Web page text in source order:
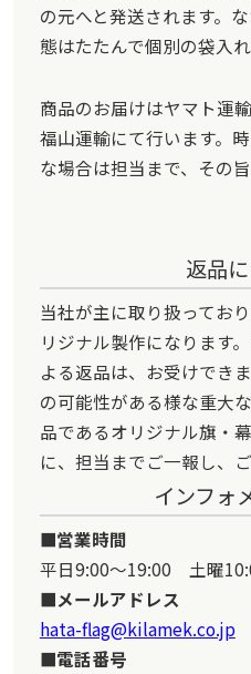
の元へと発送されます。
態はたたんで個別の袋入
商品のお届けはヤマト運
福山運輸にて行います。
な場合は担当まで、その
返品
当社が主に取り扱ってお
リジナル製作になります
よる返品は、お受けでき
の可能性がある様な重大
品であるオリジナル旗・
に、担当までご一報し、
インフォ
営業時間
平日9:00～19:00 土曜
メールアドレス
hata-flag@kilamek.co.jp
電話番号